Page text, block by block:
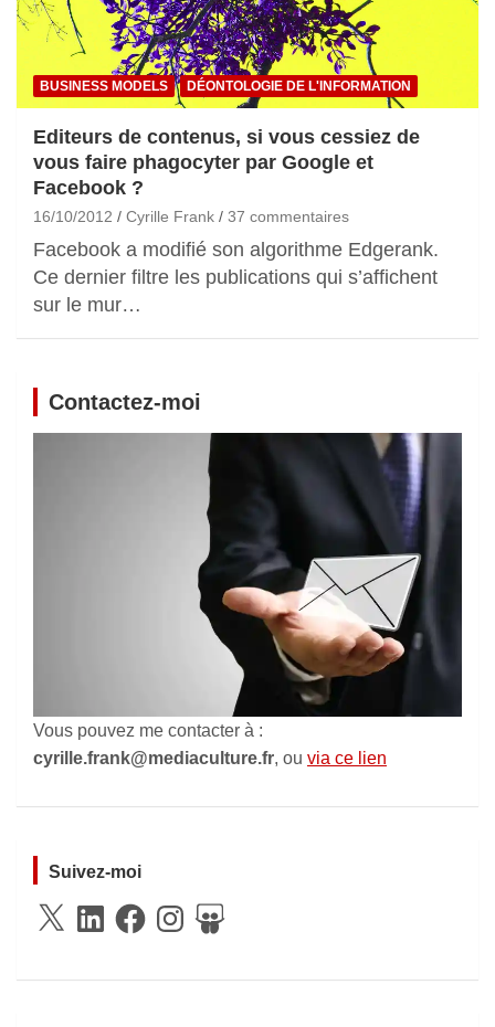
BUSINESS MODELS DÉONTOLOGIE DE L'INFORMATION
Editeurs de contenus, si vous cessiez de
vous faire phagocyter par Google et
Facebook ?
16/10/2012 Cyrille Frank 37 commentaires
Facebook a modifié son algorithme Edgerank.
Ce dernier filtre les publications qui s’affichent
sur le mur…
Contactez-moi
Vous pouvez me contacter à :
cyrille.frank@mediaculture.fr, ou via ce lien
Suivez-moi
X
LinkedInFacebookInstagramSlideShare